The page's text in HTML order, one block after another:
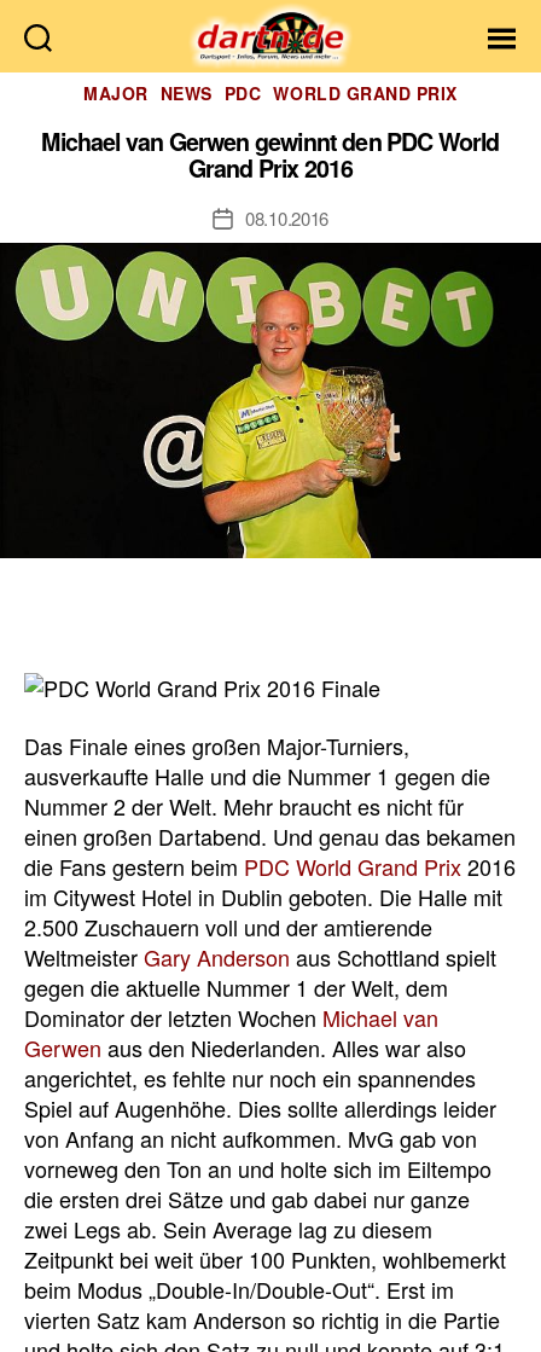
Dartn.de
Kategorien
MAJOR NEWS PDC WORLD GRAND PRIX
Michael van Gerwen gewinnt den PDC World
Grand Prix 2016
Veröffentlichungsdatum
08.10.2016
Das Finale eines großen Major-Turniers,
ausverkaufte Halle und die Nummer 1 gegen die
Nummer 2 der Welt. Mehr braucht es nicht für
einen großen Dartabend. Und genau das bekamen
die Fans gestern beim PDC World Grand Prix2016
im Citywest Hotel in Dublin geboten. Die Halle mit
2.500 Zuschauern voll und der amtierende
WeltmeisterGary Anderson aus Schottland spielt
gegen die aktuelle Nummer 1 der Welt, dem
Dominator der letzten Wochen Michael van
Gerwen aus den Niederlanden. Alles war also
angerichtet, es fehlte nur noch ein spannendes
Spiel auf Augenhöhe. Dies sollte allerdings leider
von Anfang an nicht aufkommen. MvG gab von
vorneweg den Ton an und holte sich im Eiltempo
die ersten drei Sätze und gab dabei nur ganze
zwei Legs ab. Sein Average lag zu diesem
Zeitpunkt bei weit über 100 Punkten, wohlbemerkt
beim Modus „Double-In/Double-Out“. Erst im
vierten Satz kam Anderson so richtig in die Partie